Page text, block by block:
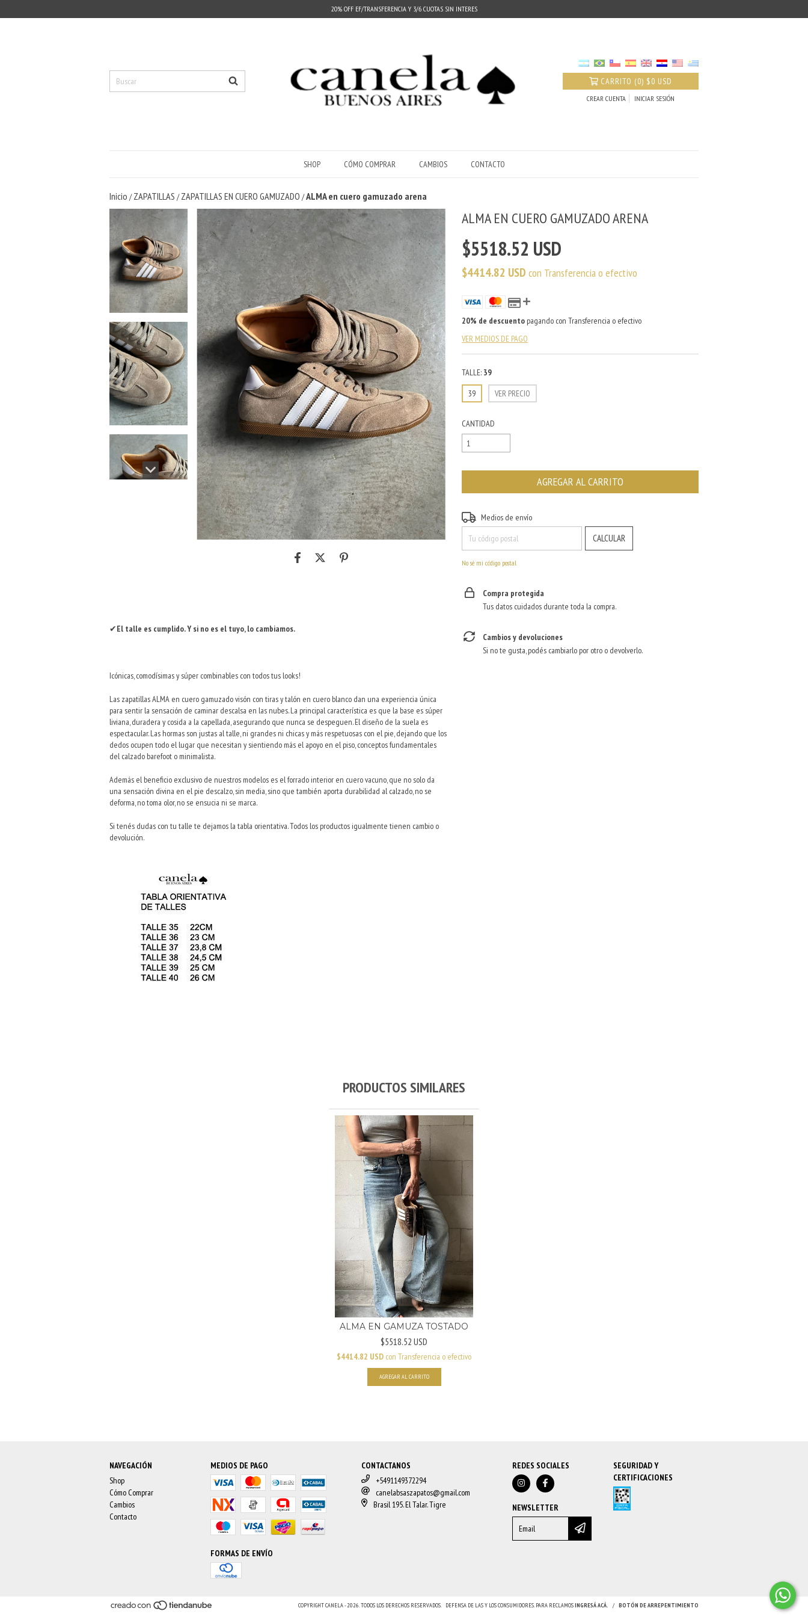
20% OFF EF/TRANSFERENCIA Y 3/6 CUOTAS SIN INTERES
CARRITO (0) $0 USD
CREAR CUENTA INICIAR SESIÓN
SHOP CÓMO COMPRAR CAMBIOS CONTACTO
Inicio / ZAPATILLAS / ZAPATILLAS EN CUERO GAMUZADO /ALMA en cuero gamuzado arena
✔El talle es cumplido. Y si no es el tuyo, lo cambiamos.
Icónicas, comodísimas y súper combinables con todos tus looks!
Las zapatillas ALMA en cuero gamuzado visón con tiras y talón en cuero blanco dan una experiencia única
para sentir la sensación de caminar descalsa en las nubes. La principal característica es que la base es súper
liviana, duradera y cosida a la capellada, asegurando que nunca se despeguen. El diseño de la suela es
espectacular. Las hormas son justas al talle, ni grandes ni chicas y más respetuosas con el pie, dejando que los
dedos ocupen todo el lugar que necesitan y sientiendo más el apoyo en el piso, conceptos fundamentales
del calzado barefoot o minimalista.
Además el beneficio exclusivo de nuestros modelos es el forrado interior en cuero vacuno, que no solo da
una sensación divina en el pie descalzo, sin media, sino que también aporta durabilidad al calzado, no se
deforma, no toma olor, no se ensucia ni se marca.
Si tenés dudas con tu talle te dejamos la tabla orientativa. Todos los productos igualmente tienen cambio o
devolución.
ALMA EN CUERO GAMUZADO ARENA
$5518.52 USD
$4414.82 USDcon Transferencia o efectivo
20% de descuento pagando con Transferencia o efectivo
VER MEDIOS DE PAGO
TALLE: 39
39
VER PRECIO
CANTIDAD
Entregas para el CP:
Medios de envío
CALCULAR
No sé mi código postal
Compra protegida
Tus datos cuidados durante toda la compra.
Cambios y devoluciones
Si no te gusta, podés cambiarlo por otro o devolverlo.
PRODUCTOS SIMILARES
ALMA EN GAMUZA TOSTADO
$5518.52 USD
$4414.82 USD con Transferencia o efectivo
AGREGAR AL CARRITO
NAVEGACIÓN
Shop
Cómo Comprar
Cambios
Contacto
MEDIOS DE PAGO
FORMAS DE ENVÍO
CONTACTANOS
+5491149372294
canelabsaszapatos@gmail.com
Brasil 195. El Talar. Tigre
REDES SOCIALES
NEWSLETTER
SEGURIDAD Y
CERTIFICACIONES
COPYRIGHT CANELA - 2026. TODOS LOS DERECHOS RESERVADOS. DEFENSA DE LAS Y LOS CONSUMIDORES. PARA RECLAMOSINGRESÁ ACÁ. / BOTÓN DE ARREPENTIMIENTO